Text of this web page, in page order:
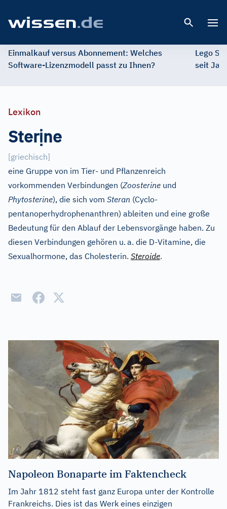
Einmalkauf versus Abonnement: Welches
Software-Lizenzmodell passt zu Ihnen?
Lego
seit
Lexikon
Sterịne
[griechisch]
eine Gruppe von im Tier- und Pflanzenreich
vorkommenden Verbindungen (Zoosterine und
Phytosterine), die sich vom Steran (Cyclo-
pentanoperhydrophenanthren) ableiten und eine große
Bedeutung für den Ablauf der Lebensvorgänge haben. Zu
diesen Verbindungen gehören u. a. die D-Vitamine, die
Sexualhormone, das Cholesterin. Steroide.
Napoleon Bonaparte im Faktencheck
Im Jahr 1812 steht fast ganz Europa unter der Kontrolle
Frankreichs. Dies ist das Werk eines einzigen